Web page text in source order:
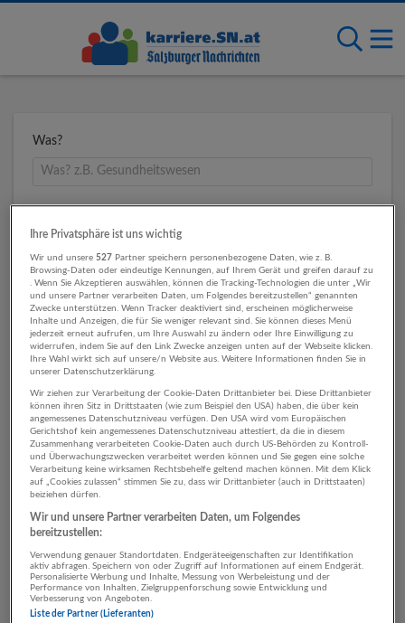
Was?
Umkreis
1 Pflege, Gesundheit, Soziales
Verlagswesen Unternehmen
Ihre Privatsphäre ist uns wichtig
Wir und unsere527 Partner speichern personenbezogene Daten, wie z. B.
Browsing-Daten oder eindeutige Kennungen, auf Ihrem Gerät und greifen darauf zu
. Wenn Sie Akzeptieren auswählen, können die Tracking-Technologien die unter „Wir
und unsere Partner verarbeiten Daten, um Folgendes bereitzustellen“ genannten
Zwecke unterstützen. Wenn Tracker deaktiviert sind, erscheinen möglicherweise
Inhalte und Anzeigen, die für Sie weniger relevant sind. Sie können dieses Menü
jederzeit erneut aufrufen, um Ihre Auswahl zu ändern oder Ihre Einwilligung zu
widerrufen, indem Sie auf den Link Zwecke anzeigen unten auf der Webseite klicken.
Ihre Wahl wirkt sich auf unsere/n Website aus. Weitere Informationen finden Sie in
unserer Datenschutzerklärung.
Wir ziehen zur Verarbeitung der Cookie-Daten Drittanbieter bei. Diese Drittanbieter
können ihren Sitz in Drittstaaten (wie zum Beispiel den USA) haben, die über kein
angemessenes Datenschutzniveau verfügen. Den USA wird vom Europäischen
Gerichtshof kein angemessenes Datenschutzniveau attestiert, da die in diesem
Zusammenhang verarbeiteten Cookie-Daten auch durch US-Behörden zu Kontroll-
und Überwachungszwecken verarbeitet werden können und Sie gegen eine solche
Verarbeitung keine wirksamen Rechtsbehelfe geltend machen können. Mit dem Klick
auf „Cookies zulassen“ stimmen Sie zu, dass wir Drittanbieter (auch in Drittstaaten)
beiziehen dürfen.
Wir und unsere Partner verarbeiten Daten, um Folgendes
bereitzustellen:
Verwendung genauer Standortdaten. Endgeräteeigenschaften zur Identifikation
aktiv abfragen. Speichern von oder Zugriff auf Informationen auf einem Endgerät.
Personalisierte Werbung und Inhalte, Messung von Werbeleistung und der
Performance von Inhalten, Zielgruppenforschung sowie Entwicklung und
Verbesserung von Angeboten.
Liste der Partner (Lieferanten)